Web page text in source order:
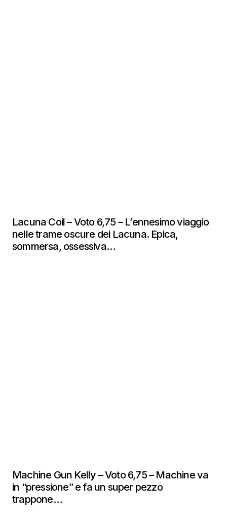
Lacuna Coil – Voto 6,75 – L’ennesimo viaggio
nelle trame oscure dei Lacuna. Epica,
sommersa, ossessiva…
Machine Gun Kelly – Voto 6,75 – Machine va
in “pressione” e fa un super pezzo
trappone…